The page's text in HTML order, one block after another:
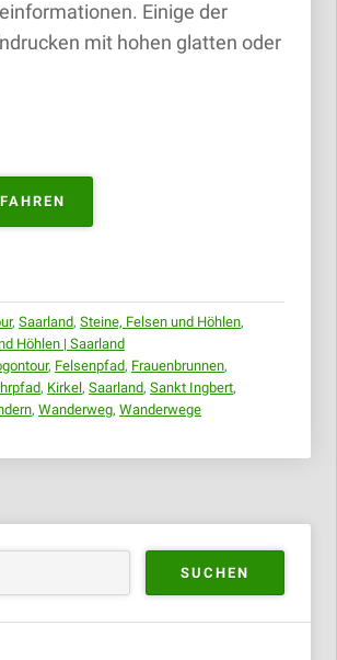
Einige der
mit hohen glatten oder
KIRKEL
, Saarland, Steine, Felsen und Höhlen,
Höhlen | Saarland
, Felsenpfad, Frauenbrunnen,
, Kirkel, Saarland, Sankt Ingbert,
, Wanderweg, Wanderwege